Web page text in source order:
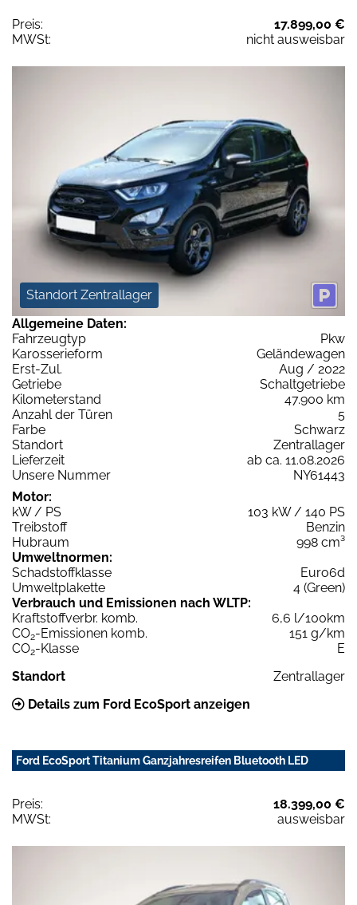
Preis:
17.899,00 €
MWSt:
nicht ausweisbar
Standort Zentrallager
Allgemeine Daten:
Fahrzeugtyp
Pkw
Karosserieform
Geländewagen
Erst-Zul.
Aug / 2022
Getriebe
Schaltgetriebe
Kilometerstand
47.900 km
Anzahl der Türen
5
Farbe
Schwarz
Standort
Zentrallager
Lieferzeit
ab ca. 11.08.2026
Unsere Nummer
NY61443
Motor:
kW / PS
103 kW / 140 PS
Treibstoff
Benzin
Hubraum
998 cm³
Umweltnormen:
Schadstoffklasse
Euro6d
Umweltplakette
4 (Green)
Verbrauch und Emissionen nach WLTP:
Kraftstoffverbr. komb.
6,6 l/100km
CO2-Emissionen komb.
151 g/km
CO2-Klasse
E
Standort
Zentrallager
Details zum Ford EcoSport anzeigen
Ford EcoSport Titanium Ganzjahresreifen Bluetooth LED
Preis:
18.399,00 €
MWSt:
ausweisbar